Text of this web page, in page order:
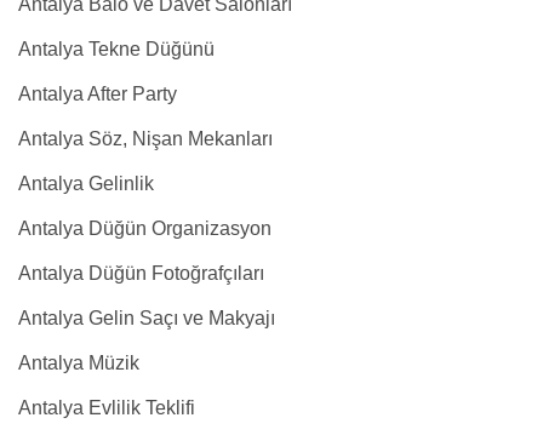
Antalya Balo ve Davet Salonları
Antalya Tekne Düğünü
Antalya After Party
Antalya Söz, Nişan Mekanları
Antalya Gelinlik
Antalya Düğün Organizasyon
Antalya Düğün Fotoğrafçıları
Antalya Gelin Saçı ve Makyajı
Antalya Müzik
Antalya Evlilik Teklifi